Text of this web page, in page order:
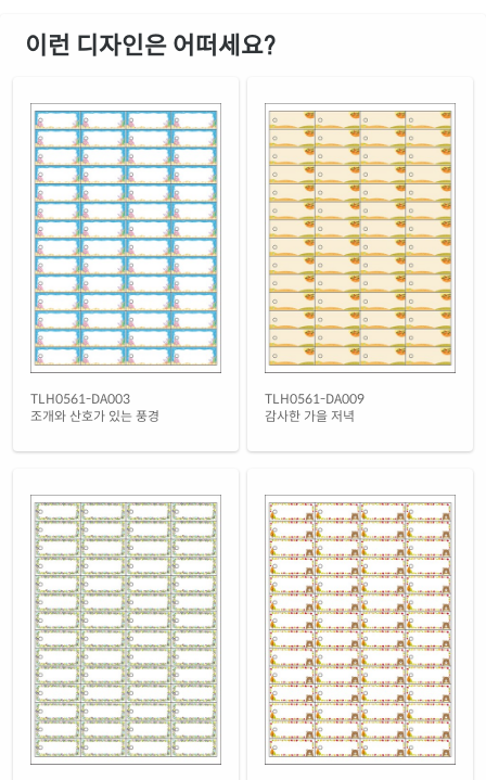
이런 디자인은 어떠세요?
TLH0561-DA003
조개와 산호가 있는 풍경
TLH0561-DA009
감사한 가을 저녁